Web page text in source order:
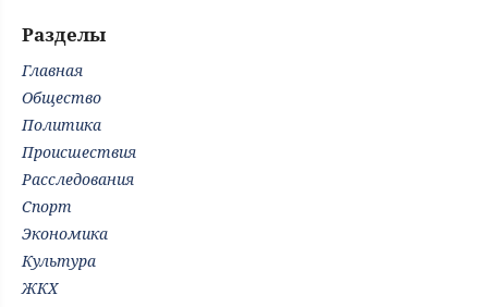
Разделы
Главная
Общество
Политика
Происшествия
Расследования
Спорт
Экономика
Культура
ЖКХ